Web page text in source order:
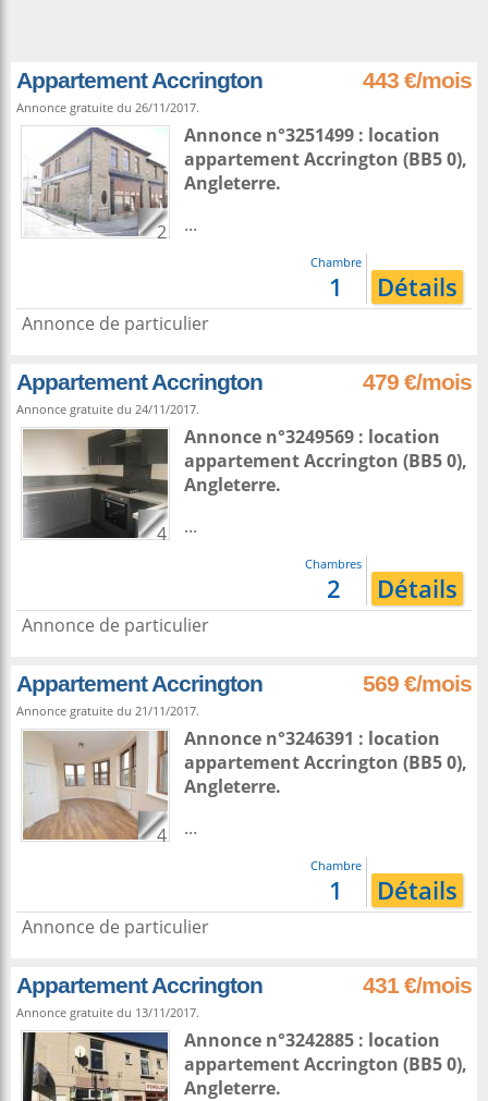
Appartement Accrington 443 €/mois
Annonce gratuite du 26/11/2017.
2
Annonce n°3251499 : location
appartementAccrington (BB5 0),
Angleterre.
...
Chambre
1 Détails
Annonce de particulier
Appartement Accrington 479 €/mois
Annonce gratuite du 24/11/2017.
4
Annonce n°3249569 : location
appartementAccrington (BB5 0),
Angleterre.
...
Chambres
2 Détails
Annonce de particulier
Appartement Accrington 569 €/mois
Annonce gratuite du 21/11/2017.
4
Annonce n°3246391 : location
appartementAccrington (BB5 0),
Angleterre.
...
Chambre
1 Détails
Annonce de particulier
Appartement Accrington 431 €/mois
Annonce gratuite du 13/11/2017.
Annonce n°3242885 : location
appartementAccrington (BB5 0),
Angleterre.